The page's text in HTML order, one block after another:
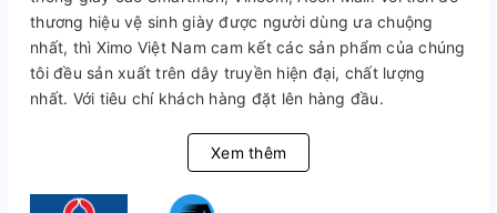
thương hiệu vệ sinh giày được người dùng ưa chuộng
nhất, thì Ximo Việt Nam cam kết các sản phẩm của chúng
tôi đều sản xuất trên dây truyền hiện đại, chất lượng
nhất. Với tiêu chí khách hàng đặt lên hàng đầu.
Xem thêm